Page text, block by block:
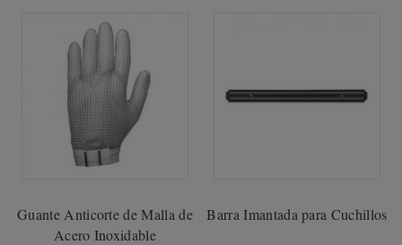
Guante Anticorte de Malla de
Acero Inoxidable
Barra Imantada para Cuchillos